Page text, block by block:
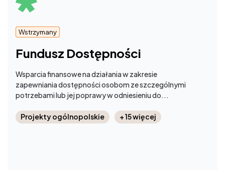
Wstrzymany
Fundusz Dostępności
Wsparcia finansowe na działania w zakresie
zapewniania dostępności osobom ze szczególnymi
potrzebami lub jej poprawy w odniesieniu do...
Projekty ogólnopolskie + 15 więcej